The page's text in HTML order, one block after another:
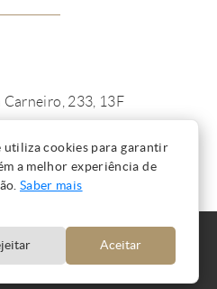
Carneiro, 233, 13F
Privacidade
Cookies
Livro de Reclamações
utiliza cookies para garantir
a melhor experiência de
Saber mais
Aceitar